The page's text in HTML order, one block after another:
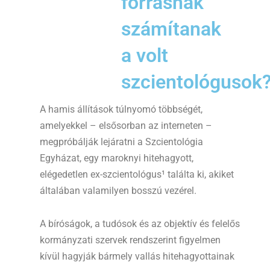
számítanak
a volt
A hamis állítások túlnyomó többségét,
amelyekkel – elsősorban az interneten –
megpróbálják lejáratni a Szcientológia
Egyházat, egy maroknyi hitehagyott,
elégedetlen ex-szcientológus¹ találta ki, akiket
általában valamilyen bosszú vezérel.
A bíróságok, a tudósok és az objektív és felelős
kormányzati szervek rendszerint figyelmen
kívül hagyják bármely vallás hitehagyottainak